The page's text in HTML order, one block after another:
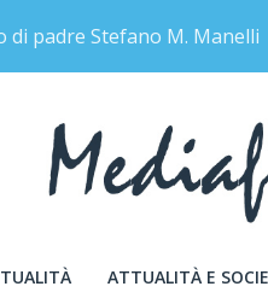
di padre Stefano M. Manelli
ATTUALITÀ E